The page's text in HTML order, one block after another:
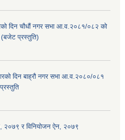
दिन चौधौं नगर सभा आ.व.२०८१/०८२ को
(बजेट प्रस्तुति)
दिन बाह्रौ नगर सभा आ.व.२०८०/०८१
२०७९ र विनियोजन ऐन, २०७९